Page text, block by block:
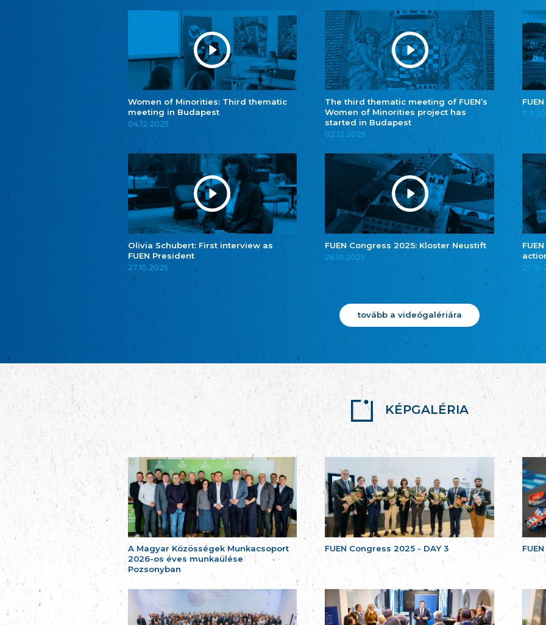
Women of Minorities: Third thematic
meeting in Budapest
04.12.2025
The third thematic meeting of FUEN’s
Women of Minorities project has
started in Budapest
02.12.2025
Olivia Schubert: First interview as
FUEN President
27.10.2025
FUEN Congress 2025: Kloster Neustift
26.10.2025
tovább a videógalériára
KÉPGALÉRIA
A Magyar Közösségek Munkacsoport
2026-os éves munkaülése
Pozsonyban
FUEN Congress 2025 - DAY 3